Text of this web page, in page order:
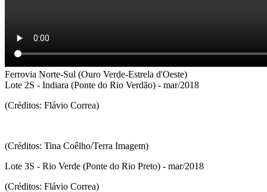
Ferrovia Norte-Sul (Ouro Verde-Estrela d'Oeste)
Lote 2S - Indiara (Ponte do Rio Verdão) - mar/2018
(Créditos: Flávio Correa)
(Créditos: Tina Coêlho/Terra Imagem)
Lote 3S - Rio Verde (Ponte do Rio Preto) - mar/2018
(Créditos: Flávio Correa)